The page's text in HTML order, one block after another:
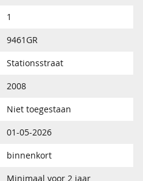
1
9461GR
Stationsstraat
2008
Niet toegestaan
01-05-2026
binnenkort
Minimaal voor 2 jaar